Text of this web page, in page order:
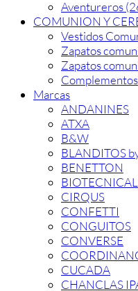
Aventureros
COMUNION Y
Vestidos
Zapatos
Zapatos
Marcas
ANDANINES
ATXA
B&W
BLANDITOS
BENETTON
BIOTECNICAL
CIRQUS
CONFETTI
CONGUITOS
CONVERSE
CUCADA
CHANCLAS